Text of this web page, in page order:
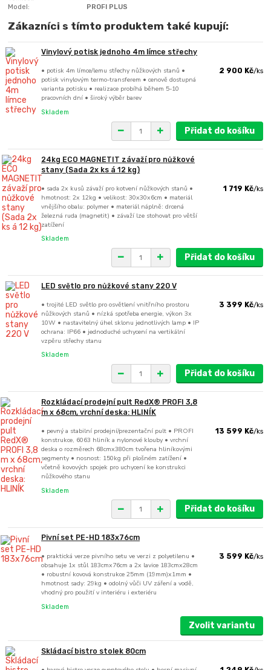
Model:
PROFI PLUS
Zákazníci s tímto produktem také kupují:
Vinylový potisk jednoho 4m límce střechy
• potisk 4m límce/lemu střechy nůžkových stanů •
potisk vinylovým termo-transferem • cenově dostupná
varianta potisku • realizace probíhá během 5-10
pracovních dní • široký výběr barev
2 900 Kč/ks
Skladem
Přidat do košíku
24kg ECO MAGNETIT závaží pro nůžkové
stany (Sada 2x ks á 12 kg)
• sada 2x kusů závaží pro kotvení nůžkových stanů •
hmotnost: 2x 12kg • velikost: 30x30x6cm • materiál
vnějšího obalu: polymer • materiál náplně: drcená
železná ruda (magnetit) • závaží lze stohovat pro větší
zatížení
1 719 Kč/ks
Skladem
Přidat do košíku
LED světlo pro nůžkové stany 220 V
• trojité LED světlo pro osvětlení vnitřního prostoru
nůžkových stanů • nízká spotřeba energie, výkon 3x
10W • nastavitelný úhel sklonu jednotlivých lamp • IP
ochrana: IP66 • jednoduché uchycení na vertikální
vzpěru střechy stanu
3 399 Kč/ks
Skladem
Přidat do košíku
Rozkládací prodejní pult RedX® PROFI 3,8
m x 68cm, vrchní deska: HLINÍK
• pevný a stabilní prodejní/prezentační pult • PROFI
konstrukce, 6063 hliník a nylonové klouby • vrchní
deska o rozměrech 68cmx380cm tvořena hliníkovými
segmenty • nosnost: 150kg při plošném zatížení •
včetně kovových spojek pro uchycení ke konstrukci
nůžkového stanu
13 599 Kč/ks
Skladem
Přidat do košíku
Pivní set PE-HD 183x76cm
• praktická verze pivního setu ve verzi z polyetilenu •
obsahuje 1x stůl 183cmx76cm a 2x lavice 183cmx28cm
• robustní kovová konstrukce 25mm (19mm)x1mm •
hmotnost sady: 29kg • odolný vůči UV záření a vodě,
vhodný pro použití v interiéru i exteriéru
3 599 Kč/ks
Skladem
Zvolit variantu
Skládací bistro stolek 80cm